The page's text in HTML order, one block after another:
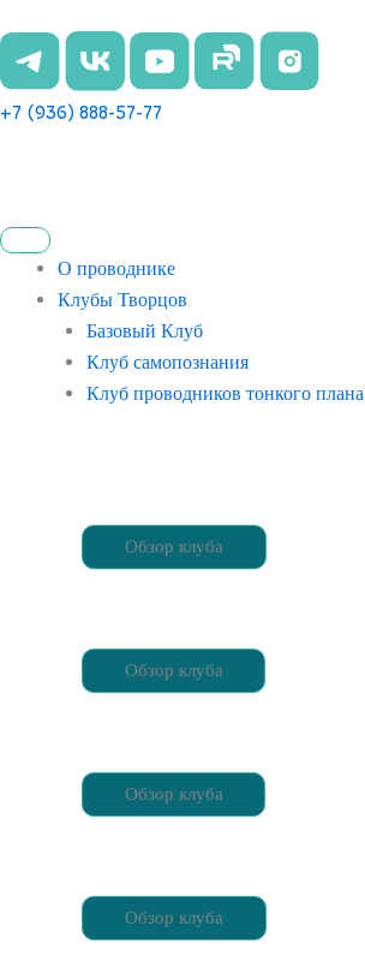
к
содержимому
+7 (936) 888-57-77
О проводнике
Клубы Творцов
Базовый Клуб
Клуб самопознания
Клуб проводников тонкого плана
Обзор клуба
Обзор клуба
Обзор клуба
Обзор клуба